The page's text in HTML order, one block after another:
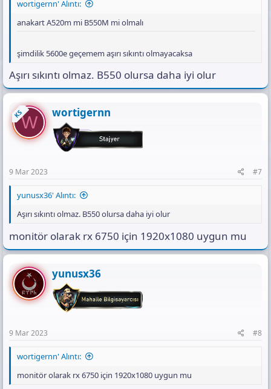
wortigernn' Alıntı:
anakart A520m mi B550M mi olmalı
şimdilik 5600e geçemem aşırı sıkıntı olmayacaksa
Aşırı sıkıntı olmaz. B550 olursa daha iyi olur
KSW wortigernn
9 Mar 2023 #7
yunusx36' Alıntı:
Aşırı sıkıntı olmaz. B550 olursa daha iyi olur
monitör olarak rx 6750 için 1920x1080 uygun mu
yunusx36
9 Mar 2023 #8
wortigernn' Alıntı:
monitör olarak rx 6750 için 1920x1080 uygun mu